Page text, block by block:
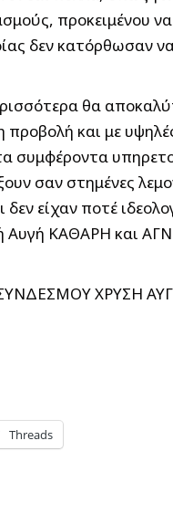
δεν κατόρθωσαν
θα
και με
συμφέροντα
σαν στημένες
δεν είχαν ποτέ
Αυγή ΚΑΘΑΡΗ και
ΧΡΥΣΗ
Threads